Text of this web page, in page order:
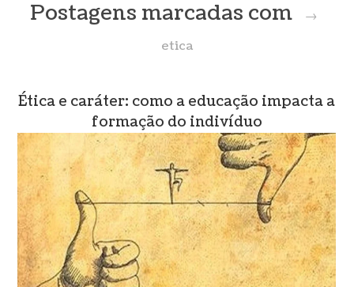
Postagens marcadas com
→
etica
Ética e caráter: como a educação impacta a
formação do indivíduo